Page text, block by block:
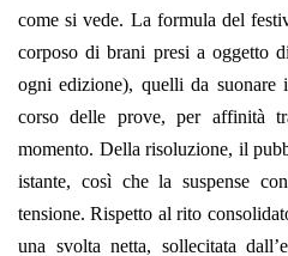
come si vede. La formula del
corposo di brani presi a oggetto
ogni edizione), quelli da suonare
corso delle prove, per affinità
momento. Della risoluzione, il
istante, così che la suspense
tensione. Rispetto al rito
una svolta netta, sollecitata